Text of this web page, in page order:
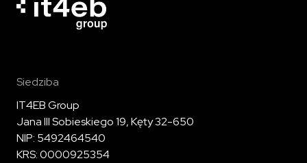
Siedziba
IT4EB Group
Jana III Sobieskiego 19, Kęty 32-650
NIP: 5492464540
KRS: 0000925354